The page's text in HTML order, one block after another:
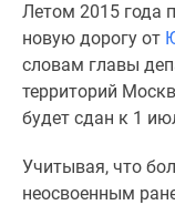
Специальные
предложения
Коммерческие
помещения
Продавцы
застройщики
Летом 2015 года
новую дорогу от
словам главы
территорий
будет сдан к 1
Учитывая, что
неосвоенным